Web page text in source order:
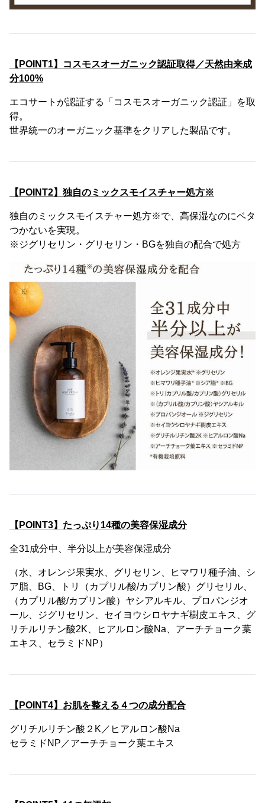
【POINT1】コスモスオーガニック認証取得／天然由来成
分100%
エコサートが認証する「コスモスオーガニック認証」を取
得。
世界統一のオーガニック基準をクリアした製品です。
【POINT2】独自のミックスモイスチャー処方※
独自のミックスモイスチャー処方※で、高保湿なのにベタ
つかないを実現。
※ジグリセリン・グリセリン・BGを独自の配合で処方
【POINT3】たっぷり14種の美容保湿成分
全31成分中、半分以上が美容保湿成分
（水、オレンジ果実水、グリセリン、ヒマワリ種子油、シ
ア脂、BG、トリ（カプリル酸/カプリン酸）グリセリル、
（カプリル酸/カプリン酸）ヤシアルキル、プロパンジオ
ール、ジグリセリン、セイヨウシロヤナギ樹皮エキス、グ
リチルリチン酸2K、ヒアルロン酸Na、アーチチョーク葉
エキス、セラミドNP）
【POINT4】お肌を整える４つの成分配合
グリチルリチン酸２K／ヒアルロン酸Na
セラミドNP／アーチチョーク葉エキス